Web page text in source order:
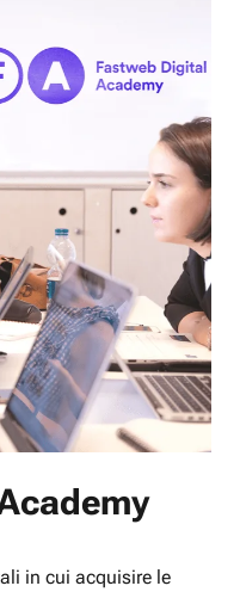
in cui acquisire le